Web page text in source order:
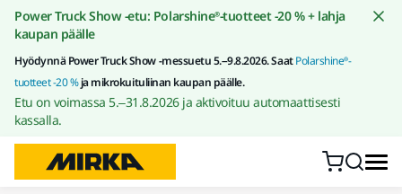
Siirry sisältöön
Power Truck Show -etu: Polarshine®-tuotteet -20 % + lahja
kaupan päälle
Hyödynnä Power Truck Show -messuetu 5.–9.8.2026. SaatPolarshine®-
tuotteet -20 %ja mikrokuituliinan kaupan päälle.
Etu on voimassa 5.–31.8.2026 ja aktivoituu automaattisesti
kassalla.